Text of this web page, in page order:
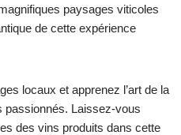
paysages viticoles
de cette expérience
locaux et apprenez l’art de la
passionnés. Laissez-vous
des vins produits dans cette